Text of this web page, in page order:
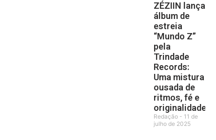
ZÉZIIN lança
álbum de
estreia
“Mundo Z”
pela
Trindade
Records:
Uma mistura
ousada de
ritmos, fé e
originalidade
Redação
11 de
julho de 2025